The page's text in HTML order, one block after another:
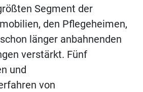
Segment der
den Pflegeheimen,
länger anbahnenden
verstärkt. Fünf
und
von